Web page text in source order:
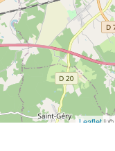
Leaflet| ©